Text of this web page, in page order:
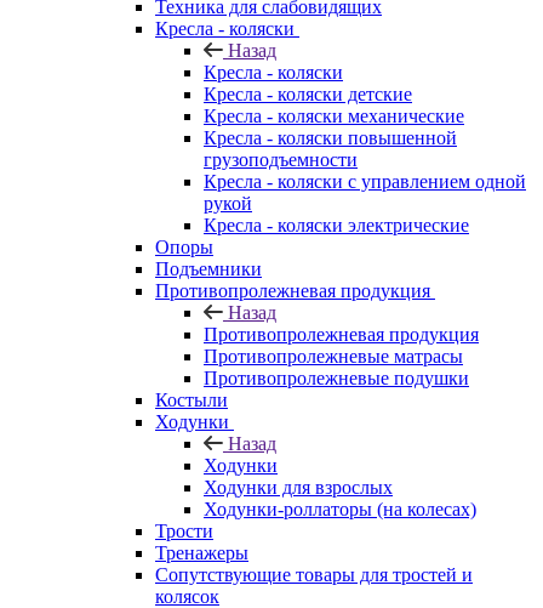
Техника для слабовидящих
Кресла - коляски
Назад
Кресла - коляски
Кресла - коляски детские
Кресла - коляски механические
Кресла - коляски повышенной
грузоподъемности
Кресла - коляски с управлением одной
рукой
Кресла - коляски электрические
Опоры
Подъемники
Противопролежневая продукция
Назад
Противопролежневая продукция
Противопролежневые матрасы
Противопролежневые подушки
Костыли
Ходунки
Назад
Ходунки
Ходунки для взрослых
Ходунки-роллаторы (на колесах)
Трости
Тренажеры
Сопутствующие товары для тростей и
колясок